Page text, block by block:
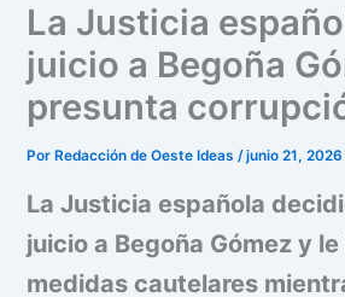
La Justicia
juicio a Begoña
presunta
Por Redacción de Oeste Ideas/junio 21, 2026
La Justicia española
juicio a Begoña Gómez y
medidas cautelares